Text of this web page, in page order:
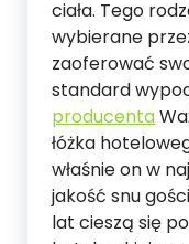
ciała. Tego
wybierane
zaoferować
standard
producenta
łóżka
właśnie on w
jakość snu
lat cieszą się